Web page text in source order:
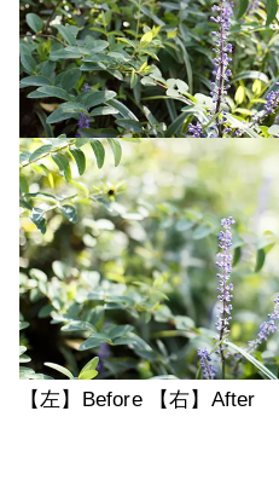
【左】Before 【右】After